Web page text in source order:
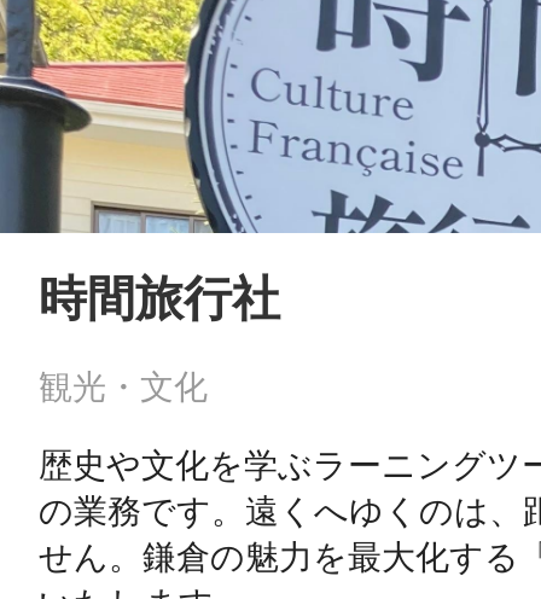
時間旅行社
観光・文化
歴史や文化を学ぶラーニングツ
の業務です。遠くへゆくのは、
せん。鎌倉の魅力を最大化する